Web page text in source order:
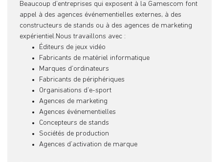
Beaucoup d’entreprises qui exposent à la Gamescom font
appel à des agences événementielles externes, à des
constructeurs de stands ou à des agences de marketing
expérientiel.Nous travaillons avec :
Éditeurs de jeux vidéo
Fabricants de matériel informatique
Marques d’ordinateurs
Fabricants de périphériques
Organisations d’e-sport
Agences de marketing
Agences événementielles
Concepteurs de stands
Sociétés de production
Agences d’activation de marque